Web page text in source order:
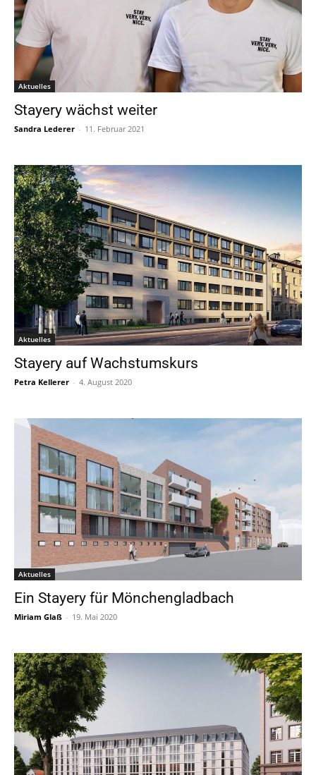
Aktuelles
Stayery wächst weiter
Sandra Lederer - 11. Februar 2021
Aktuelles
Stayery auf Wachstumskurs
Petra Kellerer - 4. August 2020
Aktuelles
Ein Stayery für Mönchengladbach
Miriam Glaß - 19. Mai 2020